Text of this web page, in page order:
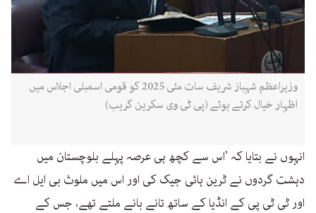
وزیراعظم شہباز شریف سات مئی 2025 کو قومی اسمبلی اجلاس میں
اظہار خیال کرتے ہوئے (پی ٹی وی سکرین گریب)
انہوں نے بتایا کہ ’اس سے کچھ ہی عرصہ پہلے بلوچستان میں
دہشت گردوں نے ٹرین ہائی جیک کی اور اس میں ملوث بی ایل اے
اور ٹی ٹی پی کے انڈیا کے ساتھ تانے بانے ملتے تھے، جس کے